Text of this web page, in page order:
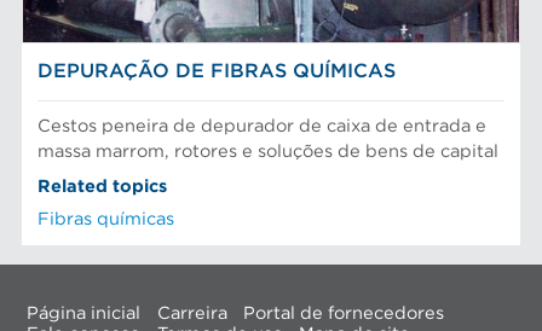
DEPURAÇÃO DE FIBRAS QUÍMICAS
Cestos peneira de depurador de caixa de entrada e
massa marrom, rotores e soluções de bens de capital
Related topics
Fibras químicas
Página inicial Carreira
Portal de fornecedores